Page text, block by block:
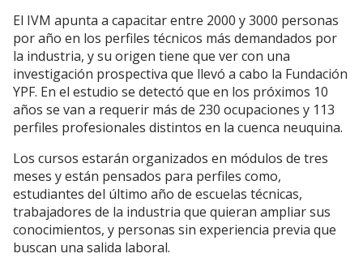
El IVM apunta a capacitar entre 2000 y 3000 personas
por año en los perfiles técnicos más demandados por
la industria, y su origen tiene que ver con una
investigación prospectiva que llevó a cabo la Fundación
YPF. En el estudio se detectó que en los próximos 10
años se van a requerir más de 230 ocupaciones y 113
perfiles profesionales distintos en la cuenca neuquina.
Los cursos estarán organizados en módulos de tres
meses y están pensados para perfiles como,
estudiantes del último año de escuelas técnicas,
trabajadores de la industria que quieran ampliar sus
conocimientos, y personas sin experiencia previa que
buscan una salida laboral.